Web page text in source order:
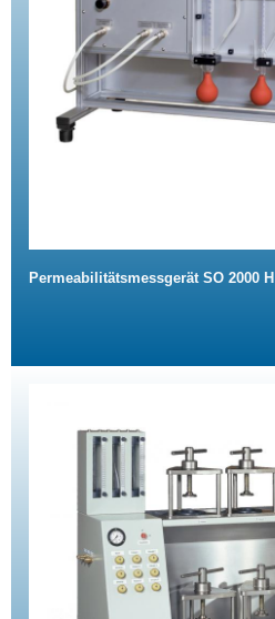
Permeabilitätsmessgerät SO 2000 H